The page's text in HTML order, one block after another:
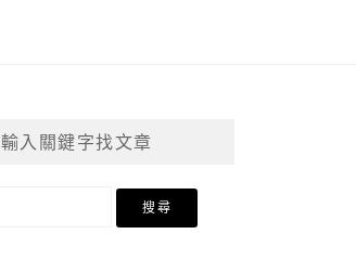
輸入關鍵字找文章